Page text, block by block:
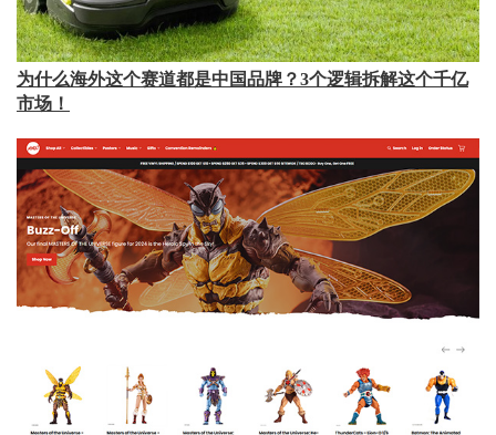
为什么海外这个赛道都是中国品牌？3个逻辑拆解这个千亿
市场！